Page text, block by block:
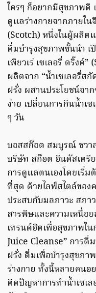
ใครๆ ก็อยากมีสุขภาพดี
ดูแลร่างกายจากภายใ
(Scotch) หนึ่งในผู้ผลิต
ดื่มบำรุงสุขภาพชั้นนำ
เพียวเร่ เซเลอรี่ ดริ๊งค์
ผลิตจาก “น้ำเซเลอรี่ส
ฝรั่ง ผสานประโยชน์จา
ง่าย เปลี่ยนการกินน้ำเ
ๆ วัน
บอสสก๊อต สมบูรณ์ ชวา
บริษัท สก๊อต อินดัสเตรี
การดูแลตนเองโดยเริ่
ที่สุด ด้วยไลฟ์สไตล์ของ
ประสบกับมลภาวะ สภา
สารพิษและความเหนื่อ
เทรนด์ฮิตเพื่อสุขภาพใ
Juice Cleanse” การดื่
ฝรั่ง ดื่มเพื่อบำรุงสุขภา
ร่างกาย ทั้งนี้หลายคนอ
ติดปัญหาการทำน้ำเซเ